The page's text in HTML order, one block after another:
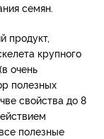
семян.
продукт,
крупного
очень
полезных
свойства до 8
полезные